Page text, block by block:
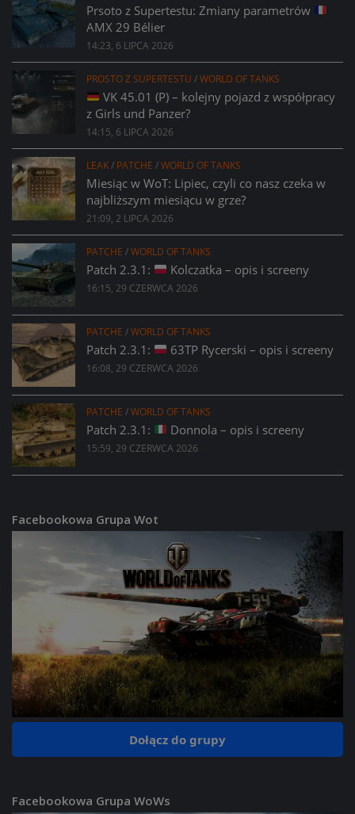
Prsoto z Supertestu: Zmiany parametrów
AMX 29 Bélier
14:23, 6 LIPCA 2026
PROSTO Z SUPERTESTU /WORLD OF TANKS
VK 45.01 (P) – kolejny pojazd z współpracy
z Girls und Panzer?
14:15, 6 LIPCA 2026
LEAK/ PATCHE /WORLD OF TANKS
Miesiąc w WoT: Lipiec, czyli co nasz czeka w
najbliższym miesiącu w grze?
21:09, 2 LIPCA 2026
PATCHE /WORLD OF TANKS
Patch 2.3.1: Kolczatka – opis i screeny
16:15, 29 CZERWCA 2026
PATCHE /WORLD OF TANKS
Patch 2.3.1: 63TP Rycerski – opis i screeny
16:08, 29 CZERWCA 2026
PATCHE /WORLD OF TANKS
Patch 2.3.1: Donnola – opis i screeny
15:59, 29 CZERWCA 2026
Facebookowa Grupa Wot
Dołącz do grupy
Facebookowa Grupa WoWs